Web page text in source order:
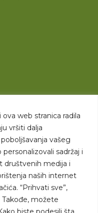
web stranica radila
vršiti dalja
vašeg
sadržaj i
društvenih medija i
naših internet
“Prihvati sve”,
možete